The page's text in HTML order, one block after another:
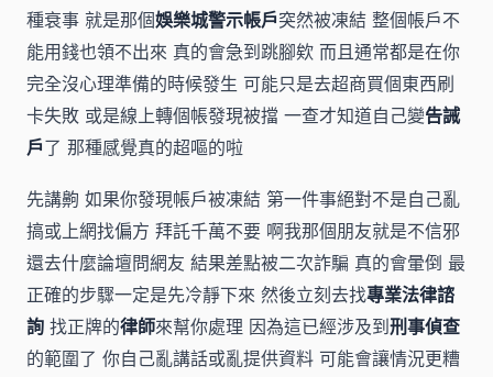
種衰事 就是那個娛樂城警示帳戶突然被凍結 整個帳戶不
能用錢也領不出來 真的會急到跳腳欸 而且通常都是在你
完全沒心理準備的時候發生 可能只是去超商買個東西刷
卡失敗 或是線上轉個帳發現被擋 一查才知道自己變告誡
戶了 那種感覺真的超嘔的啦
先講齁 如果你發現帳戶被凍結 第一件事絕對不是自己亂
搞或上網找偏方 拜託千萬不要 啊我那個朋友就是不信邪
還去什麼論壇問網友 結果差點被二次詐騙 真的會暈倒 最
正確的步驟一定是先冷靜下來 然後立刻去找專業法律諮
詢 找正牌的律師來幫你處理 因為這已經涉及到刑事偵查
的範圍了 你自己亂講話或亂提供資料 可能會讓情況更糟